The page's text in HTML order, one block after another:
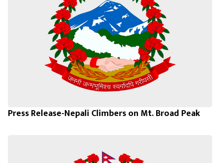
Press Release-Nepali Climbers on Mt. Broad Peak